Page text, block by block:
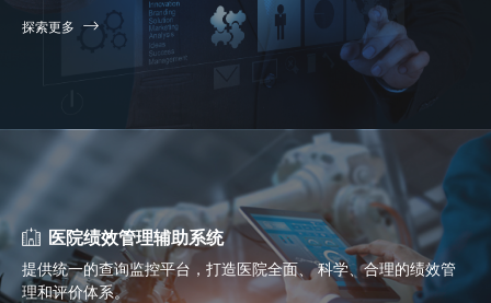
探索更多
医院绩效管理辅助系统
提供统一的查询监控平台，打造医院全面、 科学、合理的绩效管
理和评价体系。